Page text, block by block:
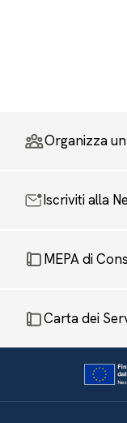
Organizza
Iscriviti alla
MEPA di
Carta dei